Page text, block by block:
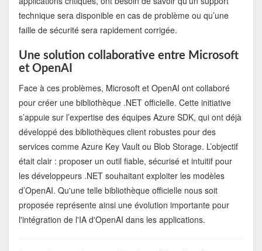
technique sera disponible en cas de problème ou qu’une
faille de sécurité sera rapidement corrigée.
Une solution collaborative entre Microsoft
et OpenAI
Face à ces problèmes, Microsoft et OpenAI ont collaboré
pour créer une bibliothèque .NET officielle. Cette initiative
s’appuie sur l’expertise des équipes Azure SDK, qui ont déjà
développé des bibliothèques client robustes pour des
services comme Azure Key Vault ou Blob Storage. L’objectif
était clair : proposer un outil fiable, sécurisé et intuitif pour
les développeurs .NET souhaitant exploiter les modèles
d’OpenAI. Qu'une telle bibliothèque officielle nous soit
proposée représente ainsi une évolution importante pour
l'intégration de l'IA d'OpenAI dans les applications.